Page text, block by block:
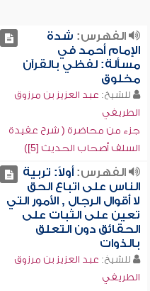
الفهرس: شدة
الإمام أحمد في
مسألة: لفظي بالقرآن
مخلوق
للشيخ: عبد العزيز بن مرزوق
الطريفي
جزء من محاضرة ( شرح عقيدة
السلف أصحاب الحديث [5])
الفهرس:أولاً: تربية
الناس على اتباع الحق
لا أقوال الرجال , الأمور التي
تعين على الثبات على
الحقائق دون التعلق
بالذوات
للشيخ: عبد العزيز بن مرزوق
الطريفي